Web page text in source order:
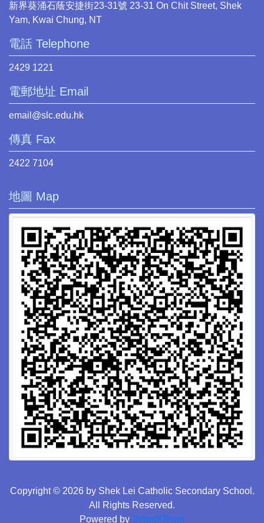
新界葵涌石蔭安捷街23-31號 23-31 On Chit Street, Shek
Yam, Kwai Chung, NT
電話 Telephone
2429 1221
電郵地址 Email
email@slc.edu.hk
傳真 Fax
2422 7104
地圖 Map
Copyright © 2026 by Shek Lei Catholic Secondary School.
All Rights Reserved.
Powered by SchoolTeam